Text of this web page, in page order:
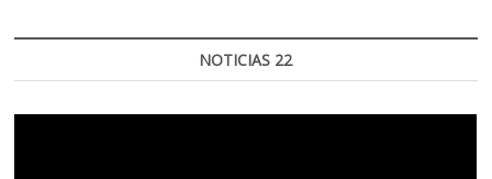
NOTICIAS 22